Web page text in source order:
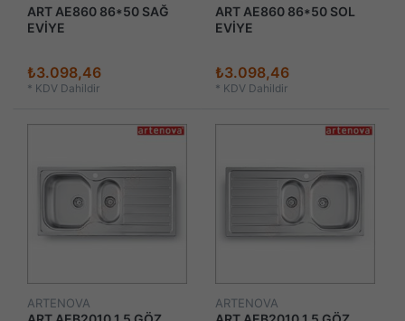
ART AE860 86*50 SAĞ
EVİYE
₺3.098,46
* KDV Dahildir
ART AE860 86*50 SOL
EVİYE
₺3.098,46
* KDV Dahildir
ARTENOVA ARTENOVA